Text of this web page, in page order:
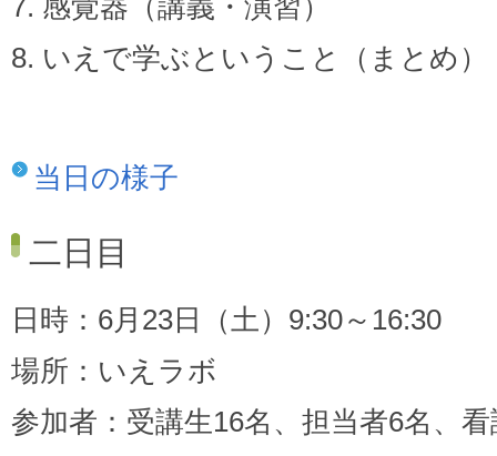
7. 感覚器（講義・演習）
8. いえで学ぶということ（まとめ）
当日の様子
二日目
日時：6月23日（土）9:30～16:30
場所：いえラボ
参加者：受講生16名、担当者6名、